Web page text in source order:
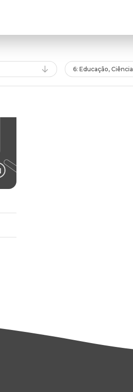
6: Educação,